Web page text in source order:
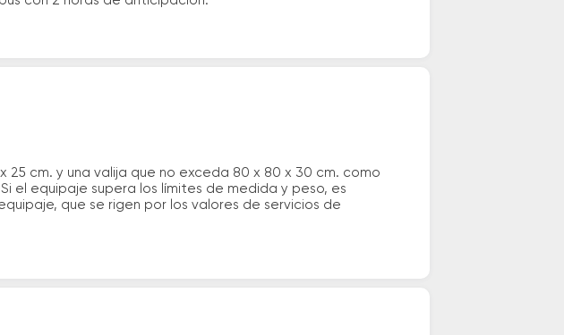
cm. y una valija que no exceda 80 x 80 x 30 cm. como
el equipaje supera los límites de medida y peso, es
que se rigen por los valores de servicios de